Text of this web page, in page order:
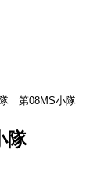
第08MS小隊
隊